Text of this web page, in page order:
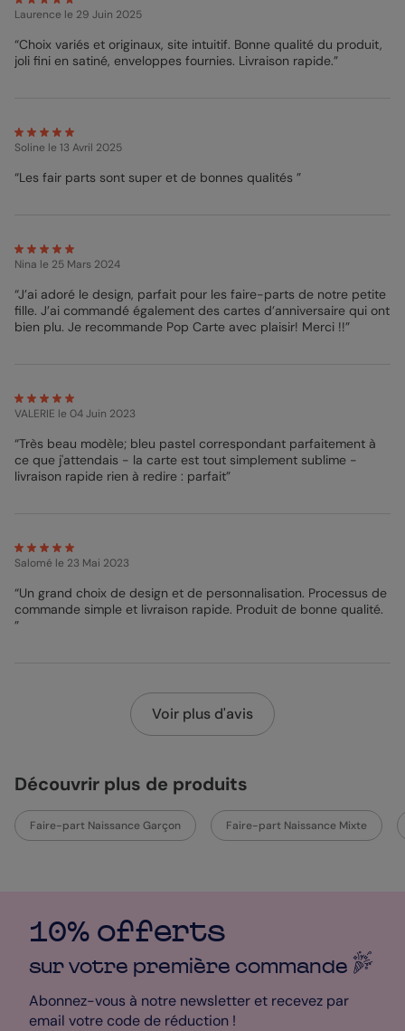
Irisé et ses fines paillettes. Cela ajoutera un effet Wahou qui
vous pouvez également faire imprimer votre faire-part sur un
magnet : voilà de quoi décorer la cuisine de vos proches avec la
servir de nos jolis accessoires qui illustreront parfaitement cela.
Pour l’enveloppe, je vous conseille la couleur bleu canard, qui se
Service Client est là pour vous aider durant toute votre
Mélanie – Pop designer
Laurence le 29 Juin 2025
“Choix variés et originaux, site intuitif. Bonne qualité du produit,
joli fini en satiné, enveloppes fournies. Livraison rapide.”
Soline le 13 Avril 2025
“Les fair parts sont super et de bonnes qualités ”
Nina le 25 Mars 2024
“J’ai adoré le design, parfait pour les faire-parts de notre petite
fille. J’ai commandé également des cartes d’anniversaire qui ont
bien plu. Je recommande Pop Carte avec plaisir! Merci !!”
VALERIE le 04 Juin 2023
“Très beau modèle; bleu pastel correspondant parfaitement à
ce que j'attendais - la carte est tout simplement sublime -
livraison rapide rien à redire : parfait”
Salomé le 23 Mai 2023
“Un grand choix de design et de personnalisation. Processus de
commande simple et livraison rapide. Produit de bonne qualité.
”
Voir plus d'avis
Découvrir plus de produits
Faire-part Naissance Garçon Faire-part Naissance Mixte
10% offerts
sur votre première commande
Abonnez-vous à notre newsletter et recevez par
email votre code de réduction !